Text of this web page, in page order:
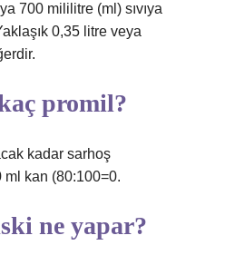
700 mililitre (ml) sıvıya
0,35 litre veya
promil?
kadar sarhoş
ml kan (80:100=0.
ne yapar?